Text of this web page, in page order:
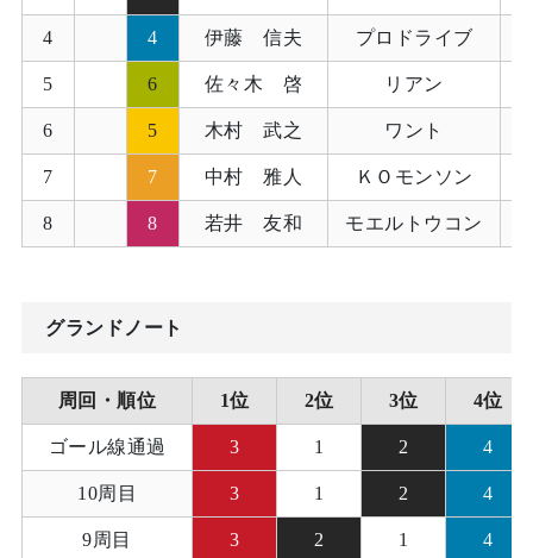
4 4 伊藤 信夫 プロドライブ
5 6 佐々木 啓 リアン
6 5 木村 武之 ワント
7 7 中村 雅人 ＫＯモンソン
8 8 若井 友和 モエルトウコン
グランドノート
周回・順位 1位 2位 3位 4位
ゴール線通過 3 1 2 4
10周目 3 1 2 4
9周目 3 2 1 4